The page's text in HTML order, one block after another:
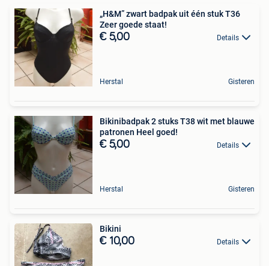
„H&M” zwart badpak uit één stuk T36
Zeer goede staat!
€ 5,00 Details
Herstal Gisteren
Bikinibadpak 2 stuks T38 wit met blauwe
patronen Heel goed!
€ 5,00 Details
Herstal Gisteren
Bikini
€ 10,00 Details